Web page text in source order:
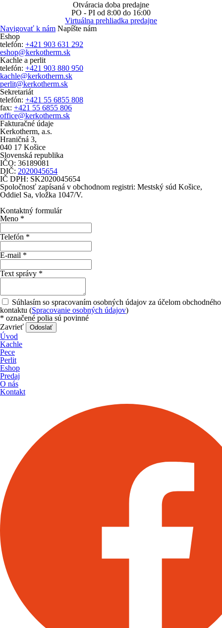
Otváracia doba predajne
PO - PI od 8:00 do 16:00
Virtuálna prehliadka predajne
Navigovať k nám Napíšte nám
Eshop
telefón: +421 903 631 292
eshop@kerkotherm.sk
Kachle a perlit
telefón: +421 903 880 950
kachle@kerkotherm.sk
perlit@kerkotherm.sk
Sekretariát
telefón: +421 55 6855 808
fax: +421 55 6855 806
office@kerkotherm.sk
Fakturačné údaje
Kerkotherm, a.s.
Hraničná 3,
040 17 Košice
Slovenská republika
IČO: 36189081
DIČ: 2020045654
IČ DPH: SK2020045654
Spoločnosť zapísaná v obchodnom registri: Mestský súd Košice,
Oddiel Sa, vložka 1047/V.
Kontaktný formulár
Meno *
Telefón *
E-mail *
Text správy *
Súhlasím so spracovaním osobných údajov za účelom obchodného
kontaktu (Spracovanie osobných údajov)
* označené polia sú povinné
Zavrieť
Odoslať
Úvod
Kachle
Pece
Perlit
Eshop
Predaj
O nás
Kontakt